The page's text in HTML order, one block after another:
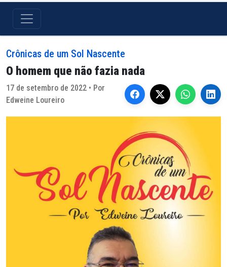
Crônicas de um Sol Nascente
O homem que não fazia nada
17 de setembro de 2022 • Por
Edweine Loureiro